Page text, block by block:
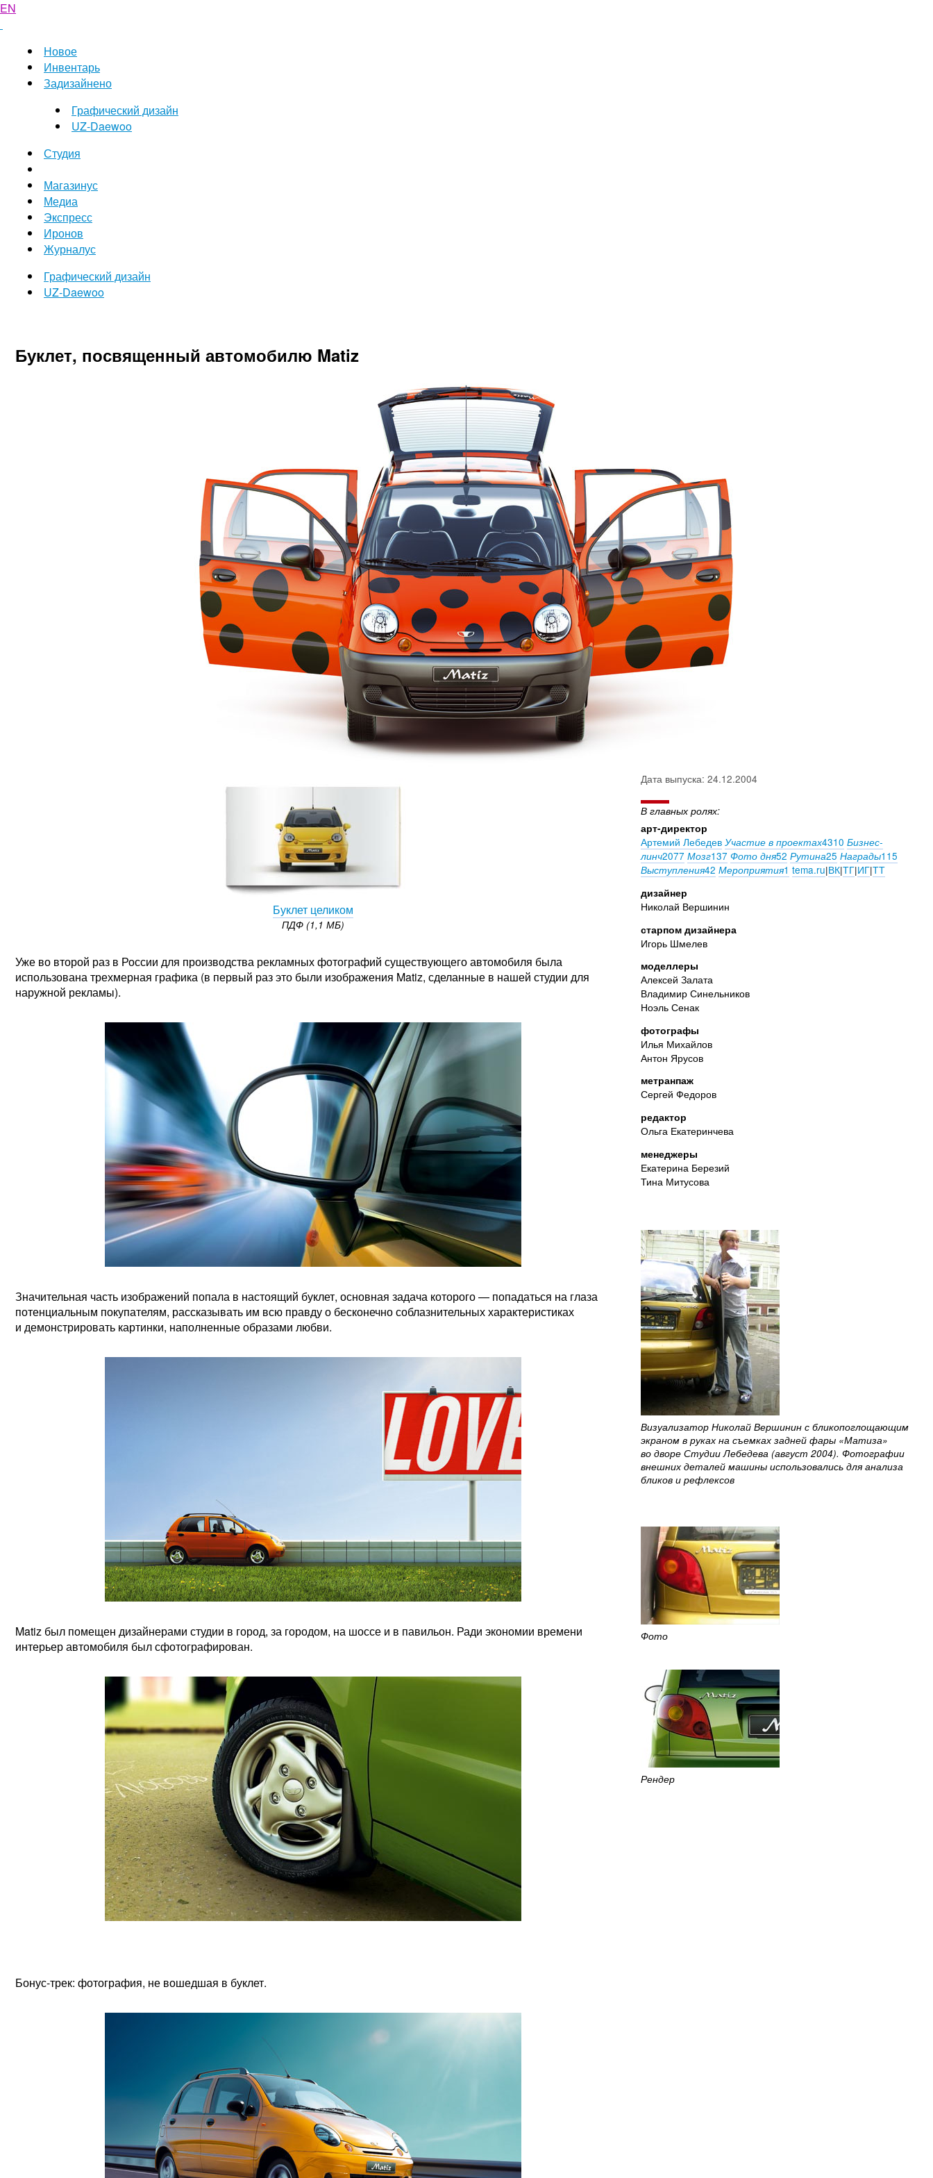
EN
Новое
Инвентарь
Задизайнено
Графический дизайн
UZ-Daewoo
Студия
Магазинус
Медиа
Экспресс
Иронов
Журналус
Графический дизайн
UZ-Daewoo
Буклет, посвященный автомобилю Matiz
Буклет целиком
ПДФ (1,1 МБ)
Уже во второй раз в России для производства рекламных фотографий существующего автомобиля была
использована трехмерная графика (в первый раз это были изображения Matiz, сделанные в нашей студии для
наружной рекламы).
Значительная часть изображений попала в настоящий буклет, основная задача которого — попадаться на глаза
потенциальным покупателям, рассказывать им всю правду о бесконечно соблазнительных характеристиках
и демонстрировать картинки, наполненные образами любви.
Matiz был помещен дизайнерами студии в город, за городом, на шоссе и в павильон. Ради экономии времени
интерьер автомобиля был сфотографирован.
Бонус-трек: фотография, не вошедшая в буклет.
Дата выпуска: 24.12.2004
В главных ролях:
арт-директор
Артемий Лебедев Участие в проектах4310 Бизнес-
линч2077 Мозг137 Фото дня52 Рутина25 Награды115
Выступления42 Мероприятия1 tema.ru|ВК|ТГ|ИГ|ТТ
дизайнер
Николай Вершинин
старпом дизайнера
Игорь Шмелев
моделлеры
Алексей Залата
Владимир Синельников
Ноэль Сенак
фотографы
Илья Михайлов
Антон Ярусов
метранпаж
Сергей Федоров
редактор
Ольга Екатеринчева
менеджеры
Екатерина Березий
Тина Митусова
Визуализатор Николай Вершинин с бликопоглощающим
экраном в руках на съемках задней фары «Матиза»
во дворе Студии Лебедева (август 2004). Фотографии
внешних деталей машины использовались для анализа
бликов и рефлексов
Фото
Рендер